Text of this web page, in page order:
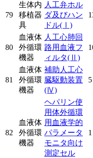
79
生体内
移植器
具
人工弁ホル
ダ及びハン
ドル(Ⅰ)
80
血液体
外循環
機器
人工心肺回
路用血液フ
ィルタ(Ⅱ)
81
血液体
外循環
機器
補助人工心
臓駆動装置
(Ⅳ)
5
82
血液体
外循環
機器
ヘパリン使
用体外循環
用血液学的
パラメータ
モニタ向け
測定セル
1